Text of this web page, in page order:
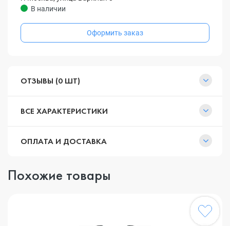
В наличии
Оформить заказ
ОТЗЫВЫ (0 ШТ)
ВСЕ ХАРАКТЕРИСТИКИ
ОПЛАТА И ДОСТАВКА
Похожие товары